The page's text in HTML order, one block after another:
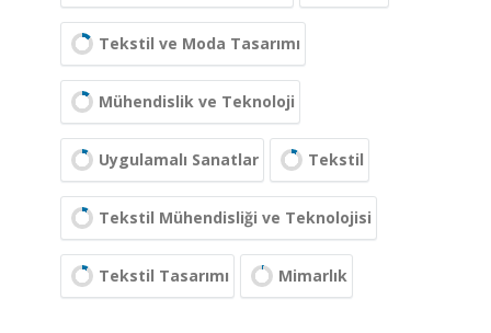
Tekstil ve Moda Tasarımı
Mühendislik ve Teknoloji
Uygulamalı Sanatlar Tekstil
Tekstil Mühendisliği ve Teknolojisi
Tekstil Tasarımı Mimarlık